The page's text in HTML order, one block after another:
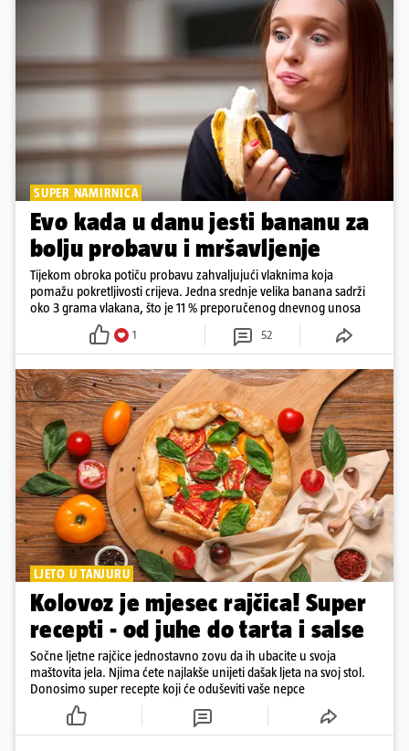
SUPER NAMIRNICA
Evo kada u danu jesti bananu za
bolju probavu i mršavljenje
Tijekom obroka potiču probavu zahvaljujući vlaknima koja
pomažu pokretljivosti crijeva. Jedna srednje velika banana sadrži
oko 3 grama vlakana, što je 11 % preporučenog dnevnog unosa
1 52
LJETO U TANJURU
Kolovoz je mjesec rajčica! Super
recepti - od juhe do tarta i salse
Sočne ljetne rajčice jednostavno zovu da ih ubacite u svoja
maštovita jela. Njima ćete najlakše unijeti dašak ljeta na svoj stol.
Donosimo super recepte koji će oduševiti vaše nepce